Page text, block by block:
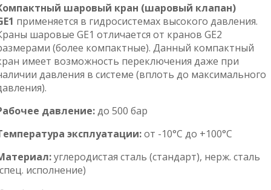
шаровый кран (шаровый клапан)
применяется в гидросистемах высокого давления.
шаровые GE1 отличается от кранов GE2
(более компактные). Данный компактный
имеет возможность переключения даже при
давления в системе (вплоть до максимального
давление:до 500 бар
эксплуатации:от -10°С до +100°С
углеродистая сталь (стандарт), нерж. сталь
исполнение)